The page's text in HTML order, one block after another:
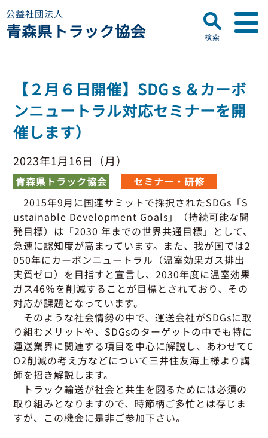
公益社団法人
青森県トラック協会
プロフィール
ディスクロージャー
会員名簿
お知らせ ▼
青森県トラック協会
行政・他団体
助成・補助金
適正化事業
セミナー・研修
適正化事業
適正化事業について
Gマーク制度について
巡回指導について
運行管理者・整備管理者
適正化だより
会員専用ページ ▼
初任運転者特別指導教育
グッドラーニング
運送申込・書面化アプリ
利用申し込み
活動報告・協会報
貸出用ビデオライブラリ
会員メール登録・会員情報変更
保有車両台数変更
一般の皆さまへ ▼
トラック輸送の役割
緑ナンバートラックとは
Gマークとは
引越安心マークとは
協会の活動
入会のご案内
プライバシーポリシー
お問い合わせ
検索
【２月６日開催】SDGｓ＆カーボ
ンニュートラル対応セミナーを開
催します）
2023年1月16日（月）
青森県トラック協会
セミナー・研修
2015年9月に国連サミットで採択されたSDGs「S
ustainable Development Goals」（持続可能な開
発目標）は「2030 年までの世界共通目標」として、
急速に認知度が高まっています。また、我が国では2
050年にカーボンニュートラル（温室効果ガス排出
実質ゼロ）を目指すと宣言し、2030年度に温室効果
ガス46％を削減することが目標とされており、その
対応が課題となっています。
そのような社会情勢の中で、運送会社がSDGsに取
り組むメリットや、SDGsのターゲットの中でも特に
運送業界に関連する項目を中心に解説し、あわせてC
O2削減の考え方などについて三井住友海上様より講
師を招き解説します。
トラック輸送が社会と共生を図るためには必須の
取り組みとなりますので、時節柄ご多忙とは存じま
すが、この機会に是非ご参加下さい。